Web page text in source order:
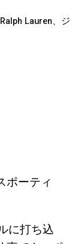
Lauren、ジ
ポーティ
に打ち込